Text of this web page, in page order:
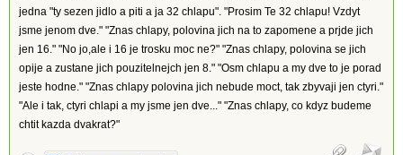
jedna "ty sezen jidlo a piti a ja 32 chlapu". "Prosim Te 32 chlapu! Vzdyt
jsme jenom dve." "Znas chlapy, polovina jich na to zapomene a prjde jich
jen 16." "No jo,ale i 16 je trosku moc ne?" "Znas chlapy, polovina se jich
opije a zustane jich pouzitelnejch jen 8." "Osm chlapu a my dve to je porad
jeste hodne." "Znas chlapy polovina jich nebude moct, tak zbyvaji jen ctyri."
"Ale i tak, ctyri chlapi a my jsme jen dve..." "Znas chlapy, co kdyz budeme
chtit kazda dvakrat?"